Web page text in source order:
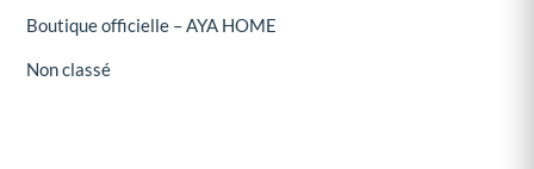
Boutique officielle – AYA HOME
Non classé